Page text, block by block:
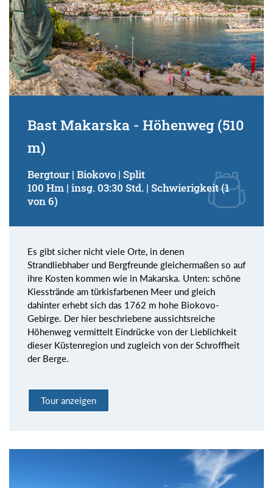
Bast Makarska - Höhenweg (510
m)
Bergtour | Biokovo | Split
100 Hm | insg. 03:30 Std. | Schwierigkeit (1
von 6)
Es gibt sicher nicht viele Orte, in denen
Strandliebhaber und Bergfreunde gleichermaßen so auf
ihre Kosten kommen wie in Makarska. Unten: schöne
Kiesstrände am türkisfarbenen Meer und gleich
dahinter erhebt sich das 1762 m hohe Biokovo-
Gebirge. Der hier beschriebene aussichtsreiche
Höhenweg vermittelt Eindrücke von der Lieblichkeit
dieser Küstenregion und zugleich von der Schroffheit
der Berge.
Tour anzeigen